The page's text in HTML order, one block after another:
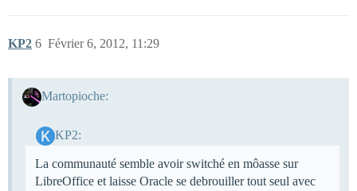
KP2 Février 6, 2012, 11:29
6
Martopioche:
KP2:
La communauté semble avoir switché en môasse sur
LibreOffice et laisse Oracle se debrouiller tout seul avec